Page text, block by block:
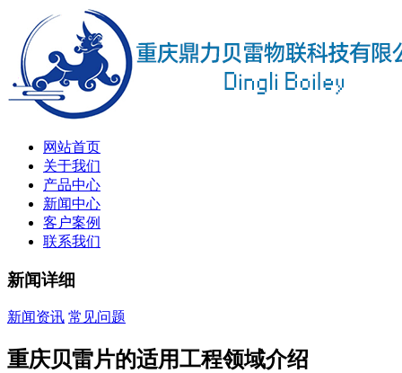
网站首页
关于我们
产品中心
新闻中心
客户案例
联系我们
新闻详细
新闻资讯 常见问题
重庆贝雷片的适用工程领域介绍